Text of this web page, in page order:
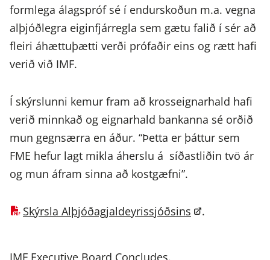
formlega álagspróf sé í endurskoðun m.a. vegna
alþjóðlegra eiginfjárregla sem gætu falið í sér að
fleiri áhættuþætti verði prófaðir eins og rætt hafi
verið við IMF.
Í skýrslunni kemur fram að krosseignarhald hafi
verið minnkað og eignarhald bankanna sé orðið
mun gegnsærra en áður. “Þetta er þáttur sem
FME hefur lagt mikla áherslu á síðastliðin tvö ár
og mun áfram sinna að kostgæfni”.
Skýrsla Alþjóðagjaldeyrissjóðsins .